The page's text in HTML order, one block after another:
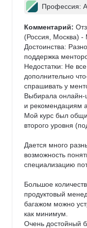
Профессия:
Комментарий:
(Россия, Москва) -
Достоинства:
поддержка
Недостатки: Не
дополнительно
спрашивать у
Выбирала онлайн-
и рекомендациям
Мой курс был
второго уровня
Дается много
возможность
специализацию
Большое
продуктовый
багажом можно
как минимум.
Очень достойный